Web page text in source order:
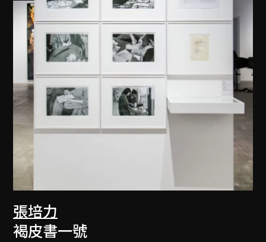
張培力
褐皮書一號